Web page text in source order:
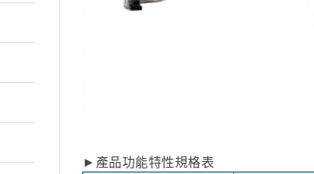
►產品功能特性規格表